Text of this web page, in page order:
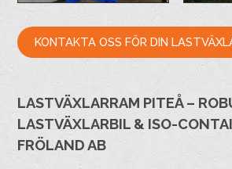
KONTAKTA OSS FÖR DIN
LASTVÄXLARRAM PITEÅ –
LASTVÄXLARBIL & ISO-
FRÖLAND AB